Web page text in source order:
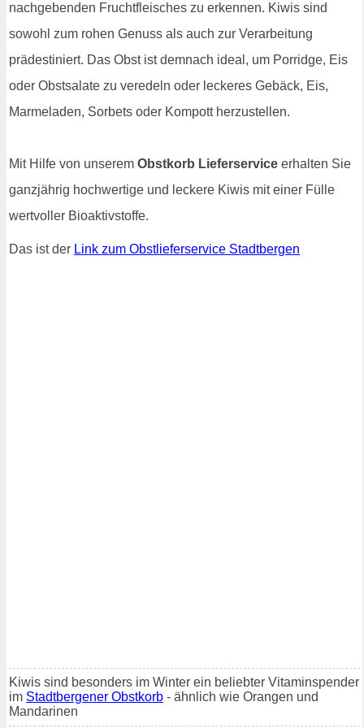
nachgebenden Fruchtfleisches zu erkennen. Kiwis sind
sowohl zum rohen Genuss als auch zur Verarbeitung
prädestiniert. Das Obst ist demnach ideal, um Porridge, Eis
oder Obstsalate zu veredeln oder leckeres Gebäck, Eis,
Marmeladen, Sorbets oder Kompott herzustellen.
Mit Hilfe von unserem Obstkorb Lieferservice erhalten Sie
ganzjährig hochwertige und leckere Kiwis mit einer Fülle
wertvoller Bioaktivstoffe.
Das ist der Link zum Obstlieferservice Stadtbergen
Kiwis sind besonders im Winter ein beliebter Vitaminspender
im Stadtbergener Obstkorb - ähnlich wie Orangen und
Mandarinen